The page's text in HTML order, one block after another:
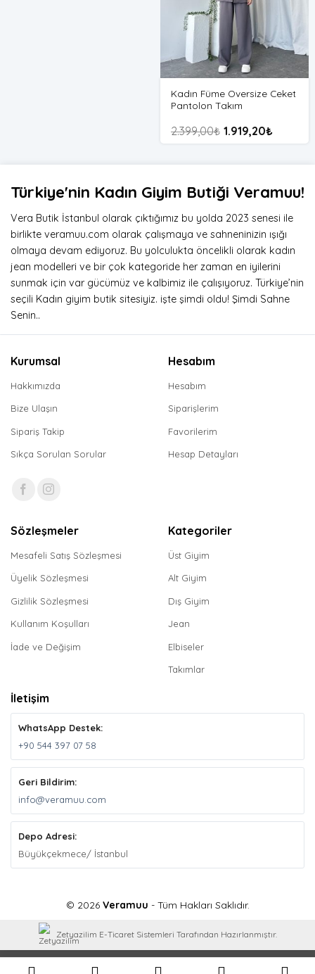
Kadın Füme Oversize Ceket
Pantolon Takım
2.399,00₺ 1.919,20₺
Türkiye'nin Kadın Giyim Butiği Veramuu!
Vera Butik İstanbul olarak çıktığımız bu yolda 2023 senesi ile
birlikte veramuu.com olarak çalışmaya ve sahneninizin ışığı
olmaya devam ediyoruz. Bu yolculukta öncelikli olarak kadın
jean modelleri ve bir çok kategoride her zaman en iyilerini
sunmak için var gücümüz ve kalbimiz ile çalışıyoruz. Türkiye’nin
seçili Kadın giyim butik sitesiyiz. işte şimdi oldu! Şimdi Sahne
Senin..
Kurumsal
Hakkımızda
Bize Ulaşın
Sipariş Takip
Sıkça Sorulan Sorular
Hesabım
Hesabım
Siparişlerim
Favorilerim
Hesap Detayları
Sözleşmeler
Mesafeli Satış Sözleşmesi
Üyelik Sözleşmesi
Gizlilik Sözleşmesi
Kullanım Koşulları
İade ve Değişim
Kategoriler
Üst Giyim
Alt Giyim
Dış Giyim
Jean
Elbiseler
Takımlar
İletişim
WhatsApp Destek:
+90 544 397 07 58
Geri Bildirim:
info@veramuu.com
Depo Adresi:
Büyükçekmece/ İstanbul
© 2026 Veramuu - Tüm Hakları Saklıdır.
Zetyazilim E-Ticaret Sistemleri Tarafından Hazırlanmıştır.